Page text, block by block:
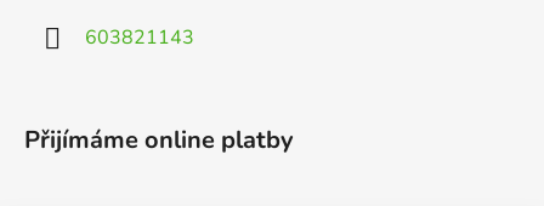
603821143
Přijímáme online platby